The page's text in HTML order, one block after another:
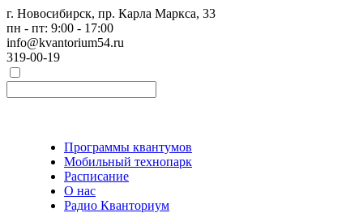
г. Новосибирск, пр. Карла Маркса, 33
пн - пт: 9:00 - 17:00
info@kvantorium54.ru
319-00-19
Программы квантумов
Мобильный технопарк
Расписание
О нас
Радио Кванториум